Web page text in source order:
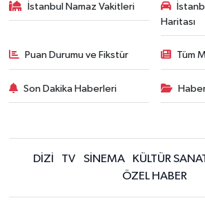
İstanbul Namaz Vakitleri
Haritası
Puan Durumu ve Fikstür Tüm
Son Dakika Haberleri
DİZİ TV SİNEMA KÜLTÜR
ÖZEL HABER